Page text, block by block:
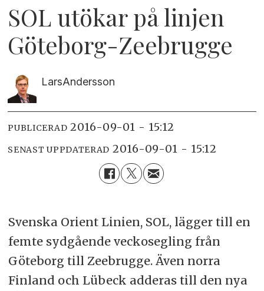
SOL utökar på linjen
Göteborg-Zeebrugge
LarsAndersson
PUBLICERAD 2016-09-01 - 15:12
SENAST UPPDATERAD 2016-09-01 - 15:12
Svenska Orient Linien, SOL, lägger till en
femte sydgående veckosegling från
Göteborg till Zeebrugge. Även norra
Finland och Lübeck adderas till den nya